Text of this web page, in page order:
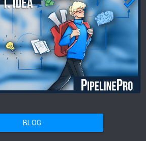
BLOG